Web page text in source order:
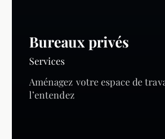
Bureaux privés
Services
Aménagez votre espace de
l’entendez